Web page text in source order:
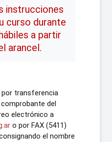
instrucciones
curso durante
a partir
arancel.
por transferencia
del
electrónico a
o por FAX (5411)
el nombre